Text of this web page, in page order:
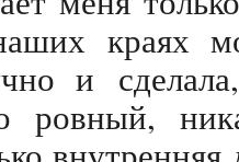
краях
и
ровный,